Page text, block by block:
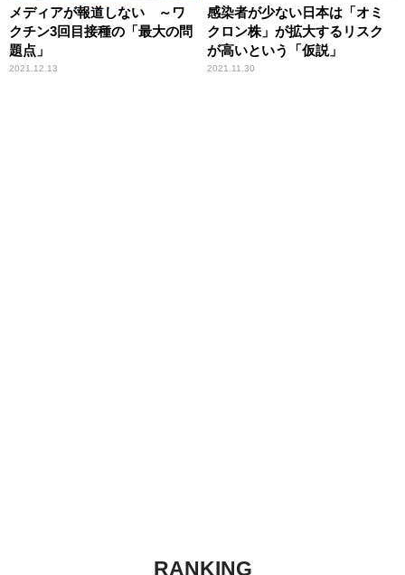
メディアが報道しない ～ワ
クチン3回目接種の「最大の問
題点」
2021.12.13
感染者が少ない日本は「オミ
クロン株」が拡大するリスク
が高いという「仮説」
2021.11.30
RANKING